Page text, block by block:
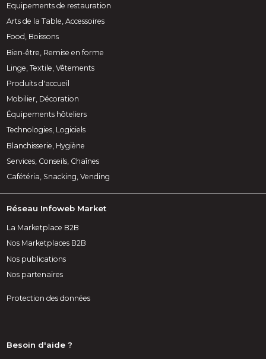
Equipements de restauration
Arts de la Table, Accessoires
Food, Boissons
Bien-être, Remise en forme
Linge, Textile, Vêtements
Produits d'accueil
Mobilier, Décoration
Équipements hôteliers
Technologies, Logiciels
Blanchisserie, Hygiène
Services, Conseils, Chaînes
Cafétéria, Snacking, Vending
Réseau Infoweb Market
La Marketplace B2B
Nos Marketplaces B2B
Nos publications
Nos partenaires
Protection des données
Besoin d'aide ?